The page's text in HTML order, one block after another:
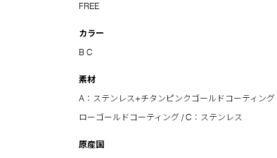
FREE
カラー
B C
素材
A：ステンレス+チタンピンクゴールドコーティン
ローゴールドコーティング / C：ステンレス
原産国